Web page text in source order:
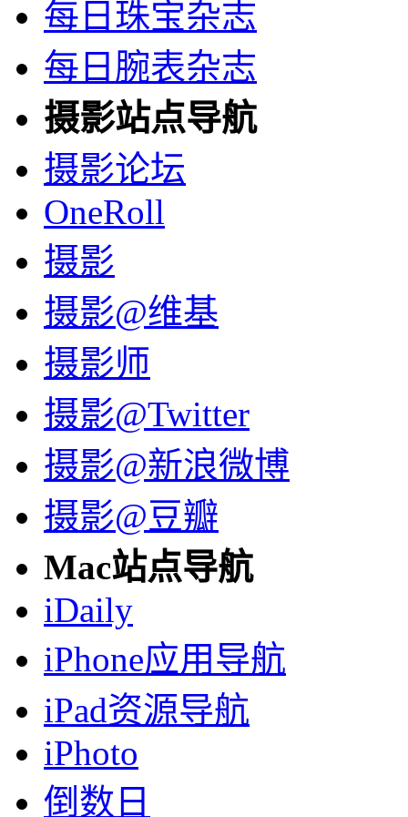
每日珠宝杂志
每日腕表杂志
摄影站点导航
摄影论坛
OneRoll
摄影
摄影@维基
摄影师
摄影@Twitter
摄影@新浪微博
摄影@豆瓣
Mac站点导航
iDaily
iPhone应用导航
iPad资源导航
iPhoto
倒数日